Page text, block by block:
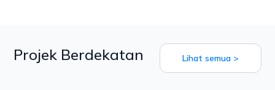
Projek Berdekatan Lihat semua >